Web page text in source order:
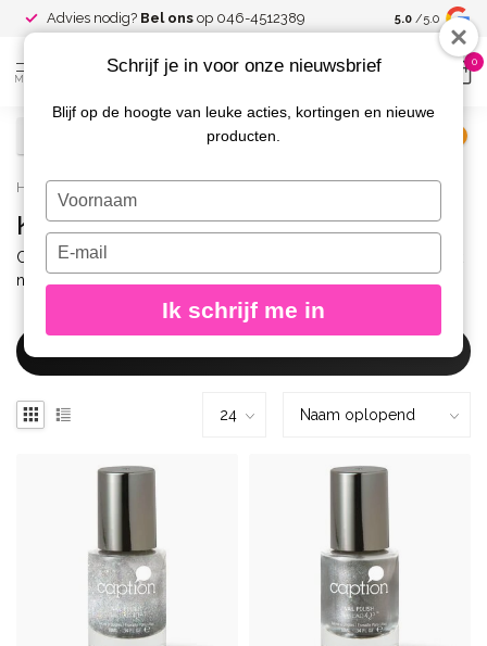
onsop 046-4512389 BeslotenFacebook-groep voor
5.0 /5.0
MENU
0
Home / Merken / Caption / Polish / Kleuren
Kleuren
Caption Polish Kleuren – een breed palet aan tinten van klassiek
nude tot trendy neon. Perfecte dekking en snelle droogtijd.
Schrijf je in voor onze nieuwsbrief
Blijf op de hoogte van leuke acties, kortingen en nieuwe
producten.
Typ
je
naam
Typ
je
e-
in
Ik schrijf me in